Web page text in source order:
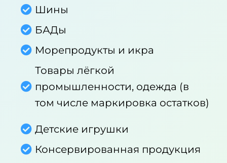
Шины
БАДы
Морепродукты и икра
Товары лёгкой
промышленности, одежда (в
том числе маркировка остатков)
Детские игрушки
Консервированная продукция